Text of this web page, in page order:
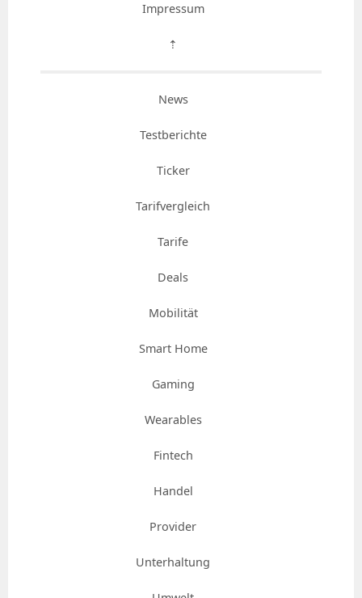
Impressum
⇡
News
Testberichte
Ticker
Tarifvergleich
Tarife
Deals
Mobilität
Smart Home
Gaming
Wearables
Fintech
Handel
Provider
Unterhaltung